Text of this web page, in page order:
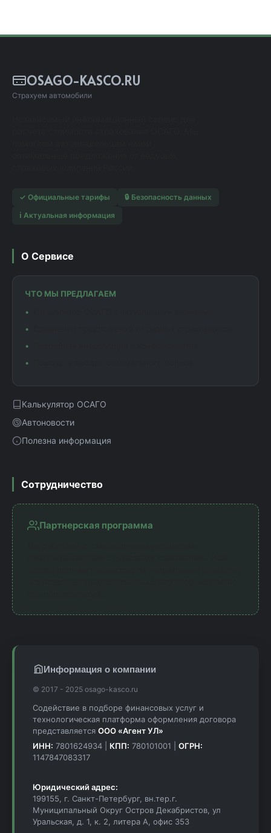
OSAGO-KASCO.RU
Страхуем автомобили
✓ Официальные тарифы
🔒 Безопасность данных
ℹ️ Актуальная информация
О Сервисе
ЧТО МЫ ПРЕДЛАГАЕМ
Калькулятор ОСАГО
Автоновости
Полезна информация
Сотрудничество
Партнерская программа
Информация о компании
© 2017 - 2025 osago-kasco.ru
Содействие в подборе финансовых услуг и
технологическая платформа оформления договора
представляется ООО «Агент УЛ»
ИНН: 7801624934 | КПП: 780101001 | ОГРН:
1147847083317
Юридический адрес:
199155, г. Санкт-Петербург, вн.тер.г.
Муниципальный Округ Остров Декабристов, ул
Уральская, д. 1, к. 2, литера А, офис 353